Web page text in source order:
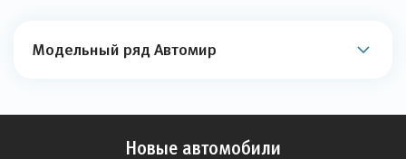
Модельный ряд Автомир
Новые автомобили